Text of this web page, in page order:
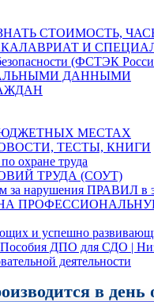
СТОИМОСТЬ,
И
(ФСТЭК
ДАННЫМИ
МЕСТАХ
ТЕСТЫ, КНИГИ
охране труда
ТРУДА (СОУТ)
за нарушения ПРАВИЛ в
и успешно
Пособия ДПО для СДО |
деятельности
в